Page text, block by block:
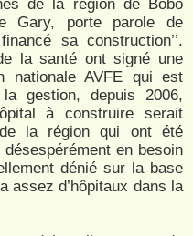
de la région de Bobo
Gary, porte parole de
sa construction’’.
la santé ont signé une
nationale AVFE qui est
gestion, depuis 2006,
à construire serait
la région qui ont été
en besoin
dénié sur la base
assez d’hôpitaux dans la